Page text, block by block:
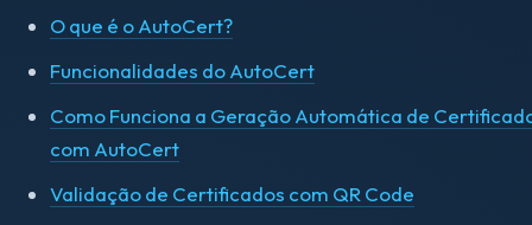
O que é o AutoCert?
Funcionalidades do AutoCert
Como Funciona a Geração Automática de
com AutoCert
Validação de Certificados com QR Code